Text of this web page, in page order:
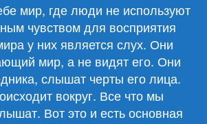
мир, где люди не используют
чувством для восприятия
у них является слух. Они
мир, а не видят его. Они
слышат черты его лица.
вокруг. Все что мы
Вот это и есть основная